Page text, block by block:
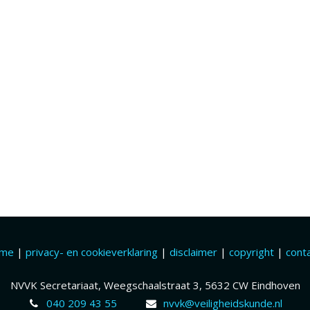
| privacy- en cookieverklaring| disclaimer | copyright|
NVVK Secretariaat, Weegschaalstraat 3, 5632 CW Eindhoven
040 209 43 55
nvvk@veiligheidskunde.nl